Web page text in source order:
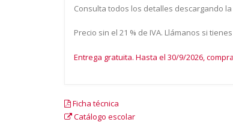
Consulta todos los detalles descargando
Precio sin el 21 % de IVA. Llámanos si
Entrega gratuita. Hasta el 30/9/2026,
Ficha técnica
Catálogo escolar